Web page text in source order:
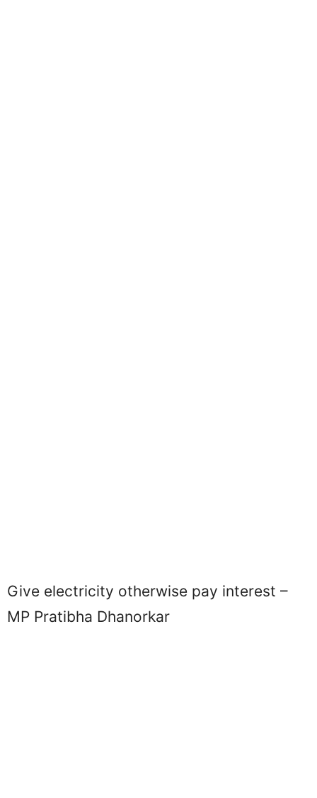
Give electricity otherwise pay interest –
MP Pratibha Dhanorkar